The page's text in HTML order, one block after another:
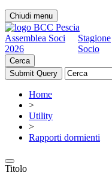
Chiudi menu
Assemblea Soci
2026
Stagione
Socio
Cerca
Home
>
Utility
>
Rapporti dormienti
Titolo